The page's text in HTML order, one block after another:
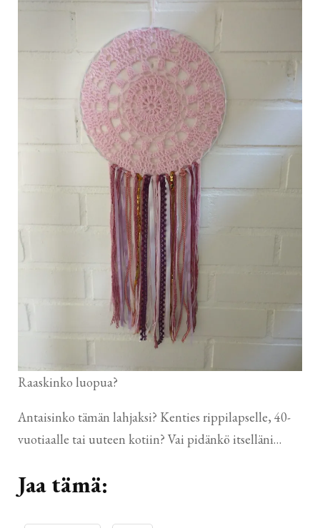
Raaskinko luopua?
Antaisinko tämän lahjaksi? Kenties rippilapselle, 40-
vuotiaalle tai uuteen kotiin? Vai pidänkö itselläni…
Jaa tämä: